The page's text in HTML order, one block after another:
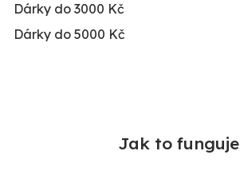
Dárky do 3000 Kč
Dárky do 5000 Kč
Jak to funguje